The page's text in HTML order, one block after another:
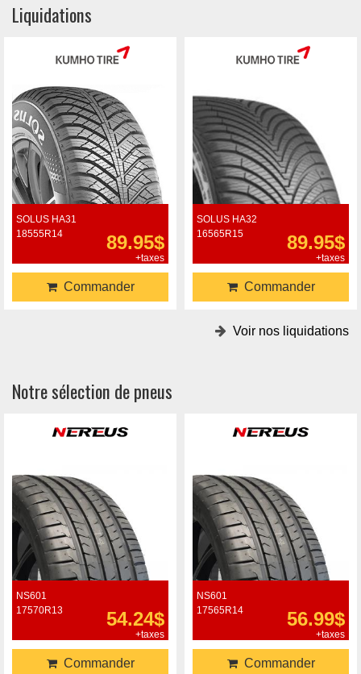
Liquidations
SOLUS HA31
18555R14
89.95$
+taxes
Commander
SOLUS HA32
16565R15
89.95$
+taxes
Commander
Voir nos liquidations
Notre sélection de pneus
NS601
17570R13
54.24$
+taxes
Commander
NS601
17565R14
56.99$
+taxes
Commander